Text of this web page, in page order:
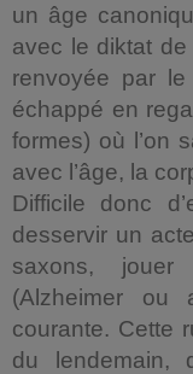
un âge
avec le diktat de
renvoyée par
échappé en
formes) où l’on
avec l’âge, la
Difficile donc
desservir un
saxons,
(Alzheimer ou
courante. Cette
du lendemain,